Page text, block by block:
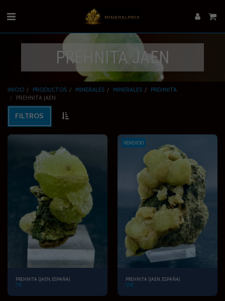
PREHNITA JAEN
INICIO PRODUCTOS MINERALES MINERALES
PREHNITA
PREHNITA JAEN
FILTROS
PREHNITA (JAEN, ESPAÑA)
7€
VENDIDO
PREHNITA (JAEN, ESPAÑA)
55€